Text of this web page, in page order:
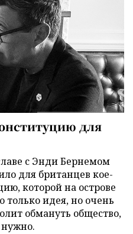
для
с Энди Бернемом
для британцев кое-
которой на острове
только идея, но очень
обмануть общество,
нужно.